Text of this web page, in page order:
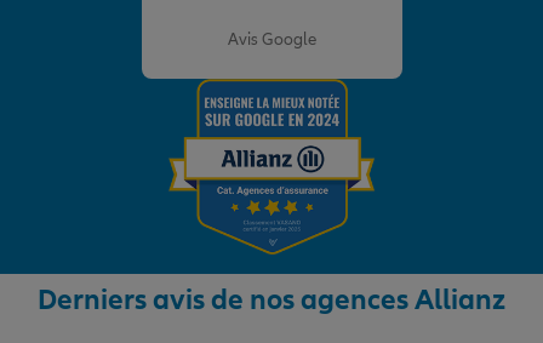
Avis Google
Derniers avis de nos agences Allianz